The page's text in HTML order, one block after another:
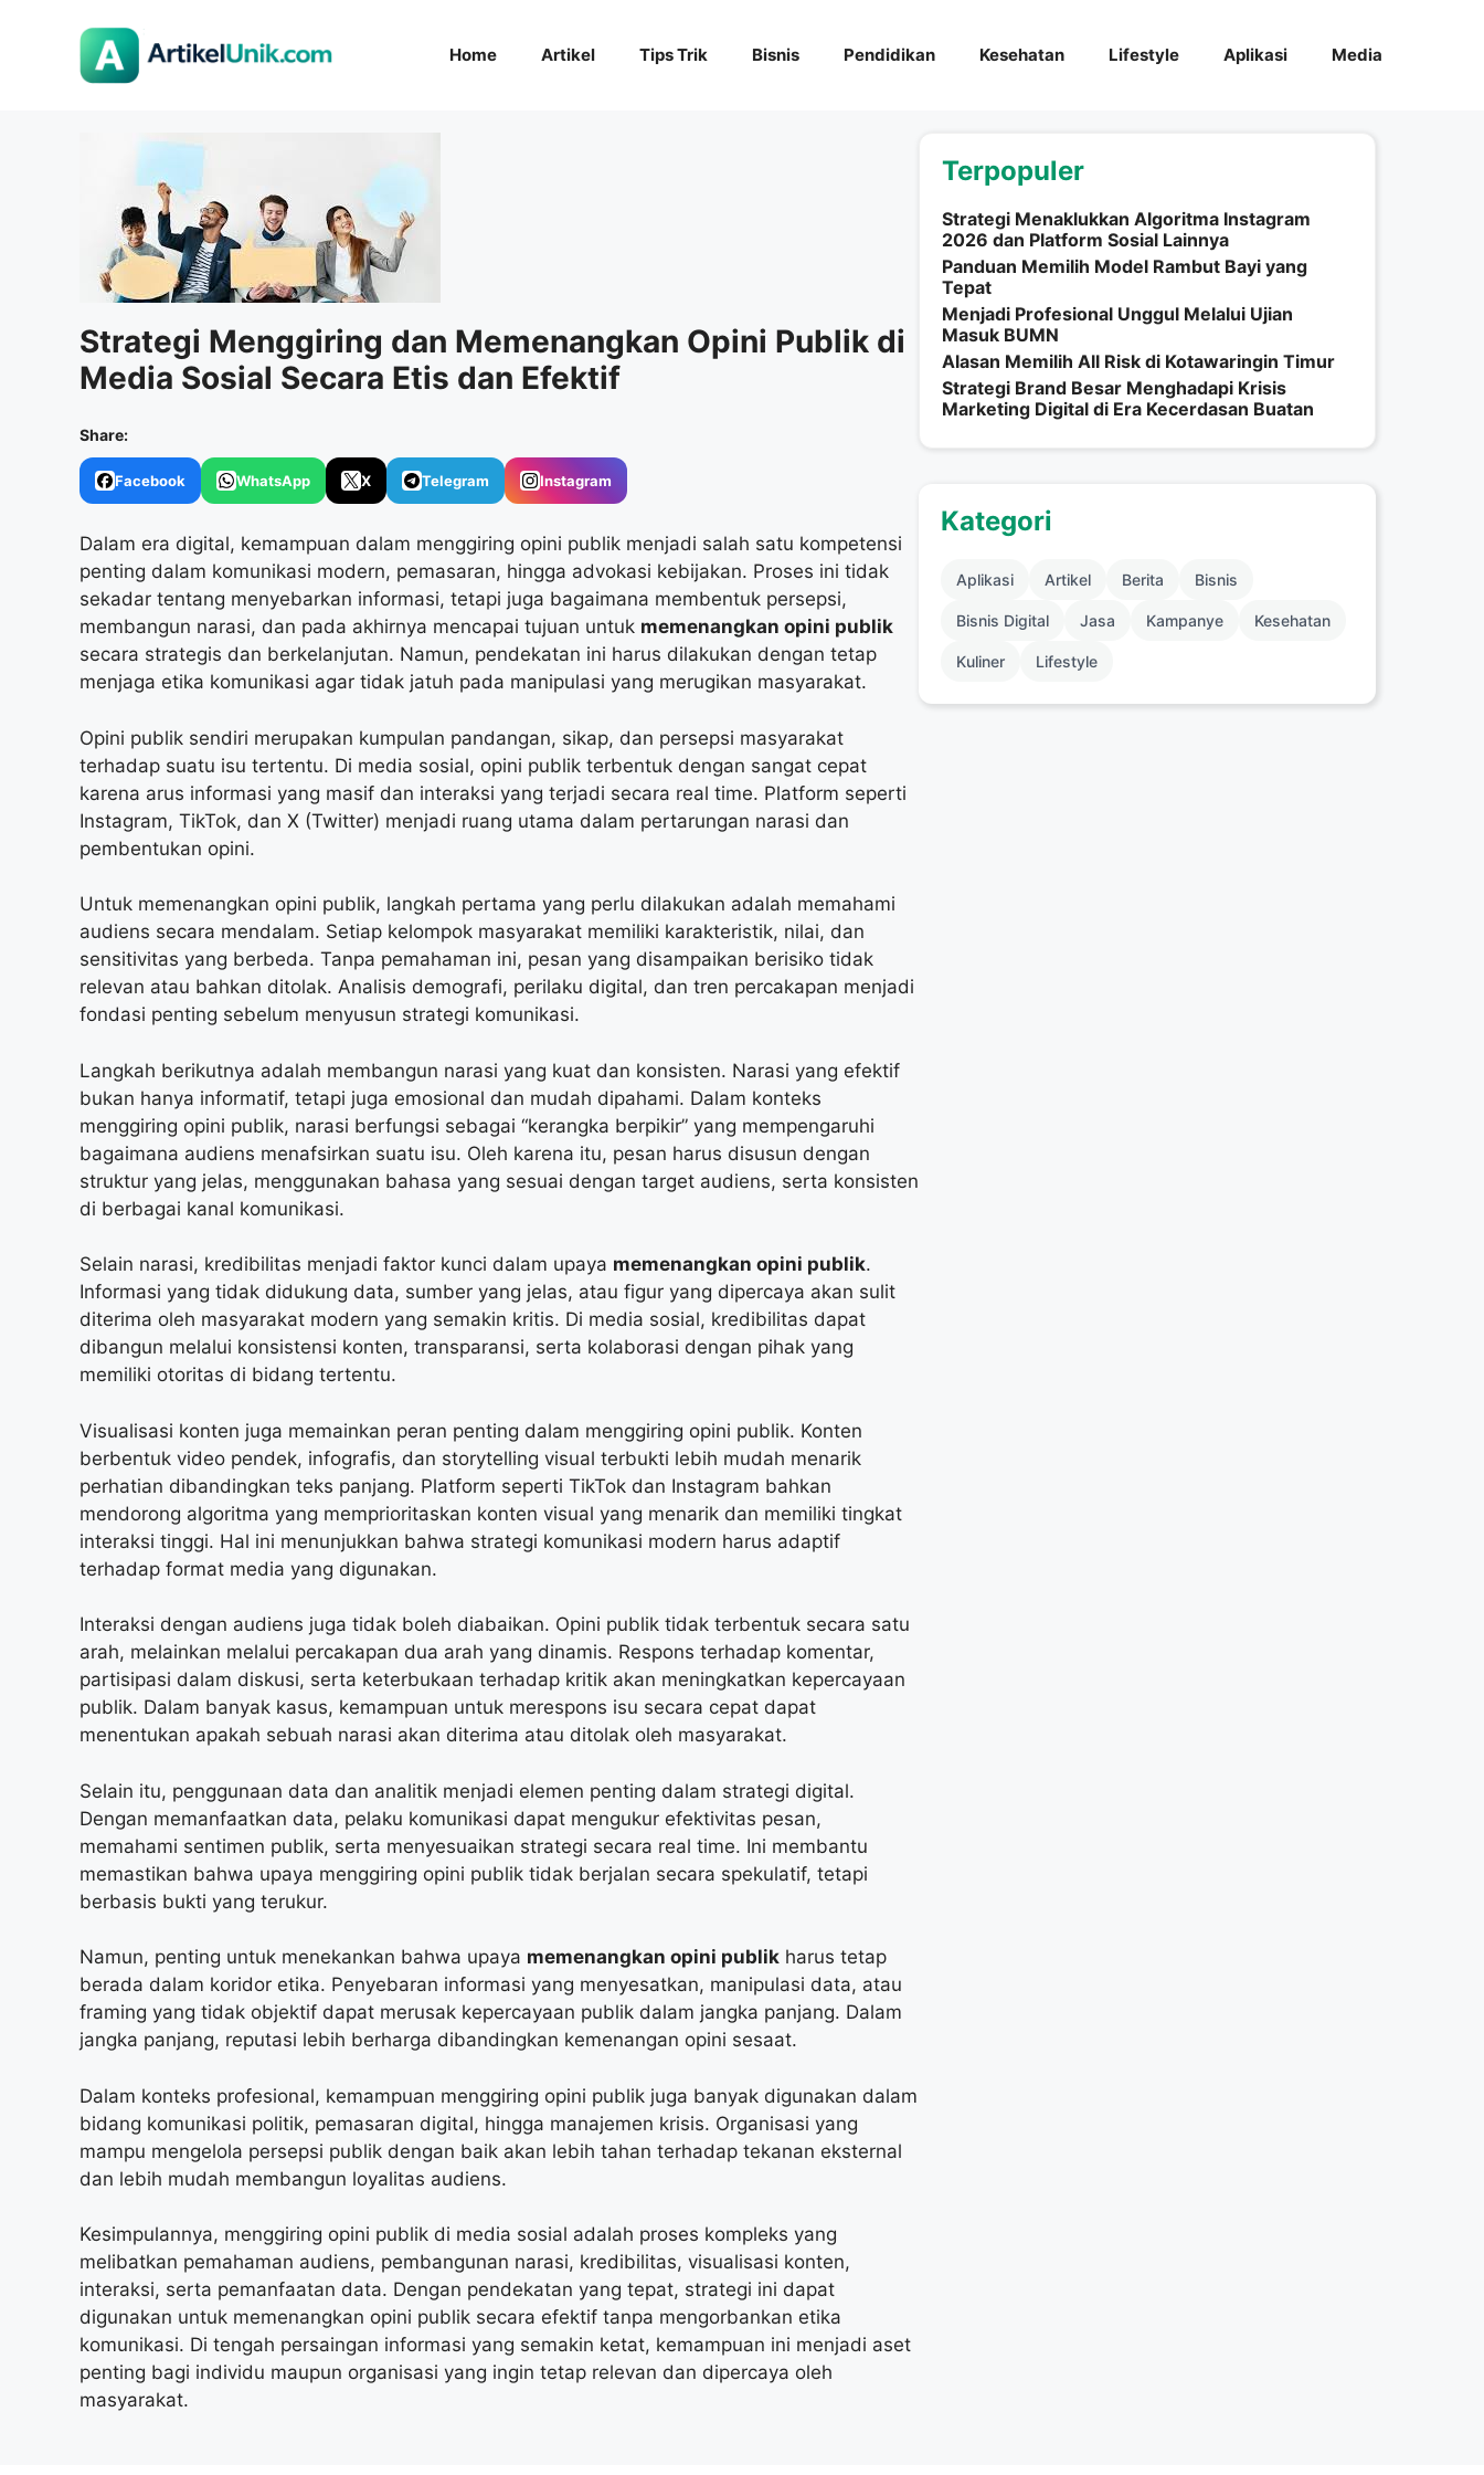
Home Artikel Tips Trik Bisnis Pendidikan Kesehatan Lifestyle Aplikasi Media
Strategi Menggiring dan Memenangkan Opini Publik di
Media Sosial Secara Etis dan Efektif
Share:
Facebook WhatsApp X Telegram Instagram
Dalam era digital, kemampuan dalam menggiring opini publik menjadi salah satu kompetensi
penting dalam komunikasi modern, pemasaran, hingga advokasi kebijakan. Proses ini tidak
sekadar tentang menyebarkan informasi, tetapi juga bagaimana membentuk persepsi,
membangun narasi, dan pada akhirnya mencapai tujuan untuk memenangkan opini publik
secara strategis dan berkelanjutan. Namun, pendekatan ini harus dilakukan dengan tetap
menjaga etika komunikasi agar tidak jatuh pada manipulasi yang merugikan masyarakat.
Opini publik sendiri merupakan kumpulan pandangan, sikap, dan persepsi masyarakat
terhadap suatu isu tertentu. Di media sosial, opini publik terbentuk dengan sangat cepat
karena arus informasi yang masif dan interaksi yang terjadi secara real time. Platform seperti
Instagram, TikTok, dan X (Twitter) menjadi ruang utama dalam pertarungan narasi dan
pembentukan opini.
Untuk memenangkan opini publik, langkah pertama yang perlu dilakukan adalah memahami
audiens secara mendalam. Setiap kelompok masyarakat memiliki karakteristik, nilai, dan
sensitivitas yang berbeda. Tanpa pemahaman ini, pesan yang disampaikan berisiko tidak
relevan atau bahkan ditolak. Analisis demografi, perilaku digital, dan tren percakapan menjadi
fondasi penting sebelum menyusun strategi komunikasi.
Langkah berikutnya adalah membangun narasi yang kuat dan konsisten. Narasi yang efektif
bukan hanya informatif, tetapi juga emosional dan mudah dipahami. Dalam konteks
menggiring opini publik, narasi berfungsi sebagai “kerangka berpikir” yang mempengaruhi
bagaimana audiens menafsirkan suatu isu. Oleh karena itu, pesan harus disusun dengan
struktur yang jelas, menggunakan bahasa yang sesuai dengan target audiens, serta konsisten
di berbagai kanal komunikasi.
Selain narasi, kredibilitas menjadi faktor kunci dalam upaya memenangkan opini publik.
Informasi yang tidak didukung data, sumber yang jelas, atau figur yang dipercaya akan sulit
diterima oleh masyarakat modern yang semakin kritis. Di media sosial, kredibilitas dapat
dibangun melalui konsistensi konten, transparansi, serta kolaborasi dengan pihak yang
memiliki otoritas di bidang tertentu.
Visualisasi konten juga memainkan peran penting dalam menggiring opini publik. Konten
berbentuk video pendek, infografis, dan storytelling visual terbukti lebih mudah menarik
perhatian dibandingkan teks panjang. Platform seperti TikTok dan Instagram bahkan
mendorong algoritma yang memprioritaskan konten visual yang menarik dan memiliki tingkat
interaksi tinggi. Hal ini menunjukkan bahwa strategi komunikasi modern harus adaptif
terhadap format media yang digunakan.
Interaksi dengan audiens juga tidak boleh diabaikan. Opini publik tidak terbentuk secara satu
arah, melainkan melalui percakapan dua arah yang dinamis. Respons terhadap komentar,
partisipasi dalam diskusi, serta keterbukaan terhadap kritik akan meningkatkan kepercayaan
publik. Dalam banyak kasus, kemampuan untuk merespons isu secara cepat dapat
menentukan apakah sebuah narasi akan diterima atau ditolak oleh masyarakat.
Selain itu, penggunaan data dan analitik menjadi elemen penting dalam strategi digital.
Dengan memanfaatkan data, pelaku komunikasi dapat mengukur efektivitas pesan,
memahami sentimen publik, serta menyesuaikan strategi secara real time. Ini membantu
memastikan bahwa upaya menggiring opini publik tidak berjalan secara spekulatif, tetapi
berbasis bukti yang terukur.
Namun, penting untuk menekankan bahwa upaya memenangkan opini publik harus tetap
berada dalam koridor etika. Penyebaran informasi yang menyesatkan, manipulasi data, atau
framing yang tidak objektif dapat merusak kepercayaan publik dalam jangka panjang. Dalam
jangka panjang, reputasi lebih berharga dibandingkan kemenangan opini sesaat.
Dalam konteks profesional, kemampuan menggiring opini publik juga banyak digunakan dalam
bidang komunikasi politik, pemasaran digital, hingga manajemen krisis. Organisasi yang
mampu mengelola persepsi publik dengan baik akan lebih tahan terhadap tekanan eksternal
dan lebih mudah membangun loyalitas audiens.
Kesimpulannya, menggiring opini publik di media sosial adalah proses kompleks yang
melibatkan pemahaman audiens, pembangunan narasi, kredibilitas, visualisasi konten,
interaksi, serta pemanfaatan data. Dengan pendekatan yang tepat, strategi ini dapat
digunakan untuk memenangkan opini publik secara efektif tanpa mengorbankan etika
komunikasi. Di tengah persaingan informasi yang semakin ketat, kemampuan ini menjadi aset
penting bagi individu maupun organisasi yang ingin tetap relevan dan dipercaya oleh
masyarakat.
Terpopuler
Strategi Menaklukkan Algoritma Instagram
2026 dan Platform Sosial Lainnya
Panduan Memilih Model Rambut Bayi yang
Tepat
Menjadi Profesional Unggul Melalui Ujian
Masuk BUMN
Alasan Memilih All Risk di Kotawaringin Timur
Strategi Brand Besar Menghadapi Krisis
Marketing Digital di Era Kecerdasan Buatan
Kategori
Aplikasi Artikel Berita Bisnis
Bisnis Digital Jasa Kampanye Kesehatan
Kuliner Lifestyle